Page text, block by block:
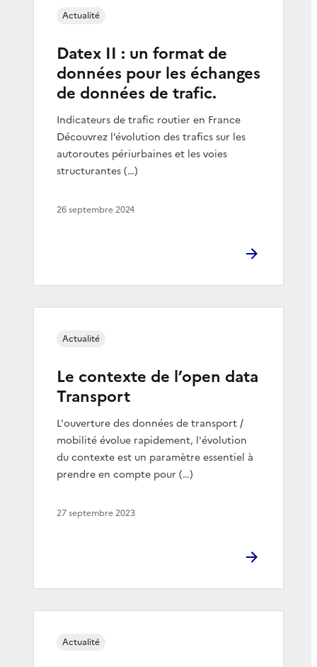
Datex II : un format de
données pour les échanges
de données de trafic.
Indicateurs de trafic routier en France
Découvrez l’évolution des trafics sur les
autoroutes périurbaines et les voies
structurantes (…)
Actualité
26 septembre 2024
Le contexte de l’open data
Transport
L'ouverture des données de transport /
mobilité évolue rapidement, l'évolution
du contexte est un paramètre essentiel à
prendre en compte pour (…)
Actualité
27 septembre 2023
Actualité